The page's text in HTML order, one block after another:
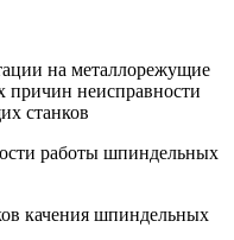
на металлорежущие
причин неисправности
станков
работы шпиндельных
качения шпиндельных